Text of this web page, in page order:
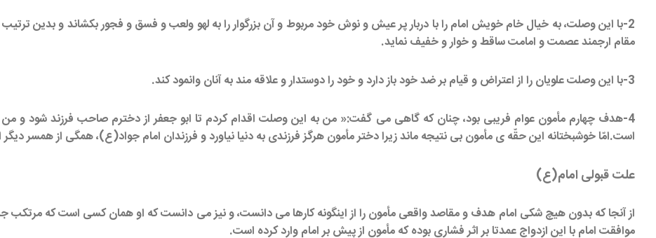
2-با این وصلت، به خیال خام خویش امام را با دربار پر عیش و نوش خود مربوط و آن بزرگوار را به لهو ولعب و فسق و فجور بکشاند و بدین ترتیب
مقام ارجمند عصمت و امامت ساقط و خوار و خفیف نماید.
3-با این وصلت علویان را از اعتراض و قیام بر ضد خود باز دارد و خود را دوستدار و علاقه مند به آنان وانمود کند.
4-هدف چهارم مأمون عوام فریبی بود، چنان که گاهی می گفت:« من به این وصلت اقدام کردم تا ابو جعفر از دخترم صاحب فرزند شود و من
است.امّا خوشبختانه این حقّه ی مأمون بی نتیجه ماند زیرا دختر مأمون هرگز فرزندی به دنیا نیاورد و فرزندان امام جواد(ع)، همگی از همسر دیگر
علت قبولی امام(ع)
از آنجا که بدون هیچ شکی امام هدف و مقاصد واقعی مأمون را از اینگونه کارها می دانست، و نیز می دانست که او همان کسی است که
موافقت امام با این ازدواج عمدتا بر اثر فشاری بوده که مأمون از پیش بر امام وارد کرده است.